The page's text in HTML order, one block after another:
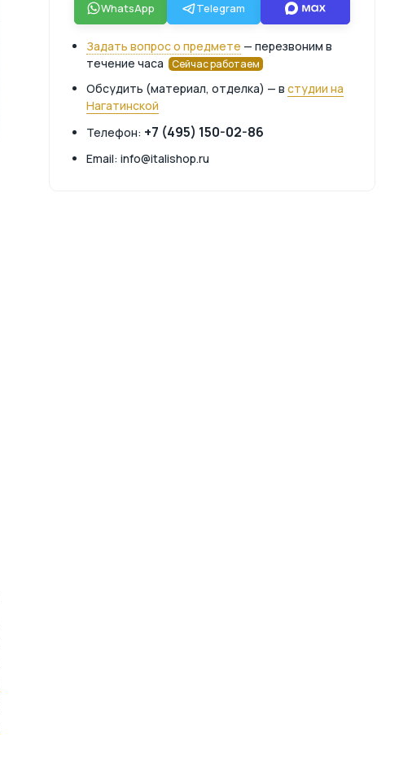
WhatsApp Telegram
Задать вопрос о предмете — перезвоним в
течение часа
Сейчас работаем
Обсудить (материал, отделка) — в студии на
Нагатинской
Телефон: +7 (495) 150-02-86
Email: info@italishop.ru